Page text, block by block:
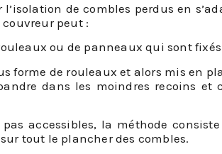
de combles perdus en
couvreur peut :
ou de panneaux qui sont
forme de rouleaux et alors mis en
dans les moindres recoins et
accessibles, la méthode
tout le plancher des combles.